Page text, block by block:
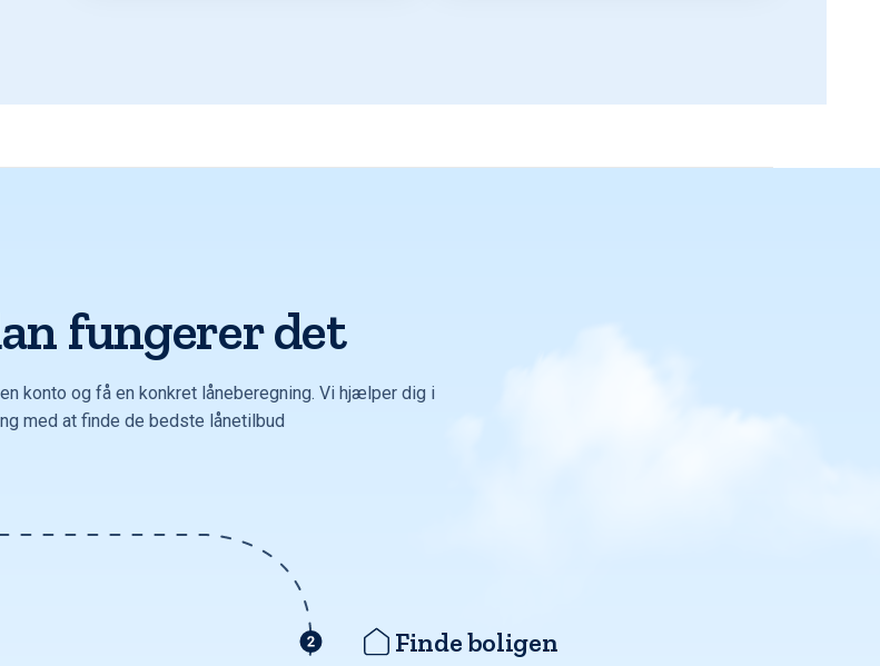
fungerer det
konto og få en konkret låneberegning. Vi hjælper dig i
med at finde de bedste lånetilbud
Finde boligen